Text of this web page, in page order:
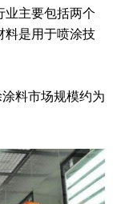
业主要包括两个
料是用于喷涂技
料市场规模约为